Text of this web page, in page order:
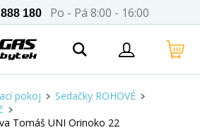
180 Po - Pá 8:00 - 16:00
pokoj
Sedačky ROHOVÉ
Tomáš UNI Orinoko 22